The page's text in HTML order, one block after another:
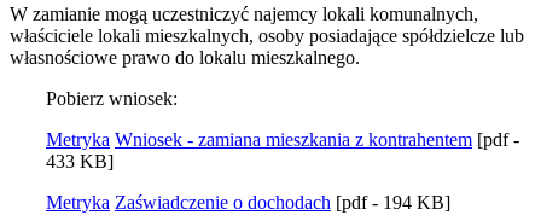
W zamianie mogą uczestniczyć najemcy lokali komunalnych,
właściciele lokali mieszkalnych, osoby posiadające spółdzielcze lub
własnościowe prawo do lokalu mieszkalnego.
Pobierz wniosek:
Metryka Wniosek - zamiana mieszkania z kontrahentem [pdf -
433 KB]
Metryka Zaświadczenie o dochodach [pdf - 194 KB]